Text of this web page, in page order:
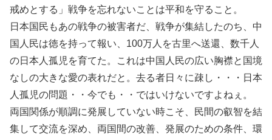
戒めとする」戦争を忘れないことは平和を守ること。
日本国民もあの戦争の被害者だ、戦争が集結したのち、中
国人民は徳を持って報い、100万人を古里へ送還、数千人
の日本人孤児を育てた。これは中国人民の広い胸襟と国境
なしの大きな愛の表れだと。去る者日々に疎し・・・日本
人孤児の問題・・今でも・・ではいけないですよねぇ。
両国関係が順調に発展していない時こそ、民間の叡智を結
集して交流を深め、両国間の改善、発展のための条件、環